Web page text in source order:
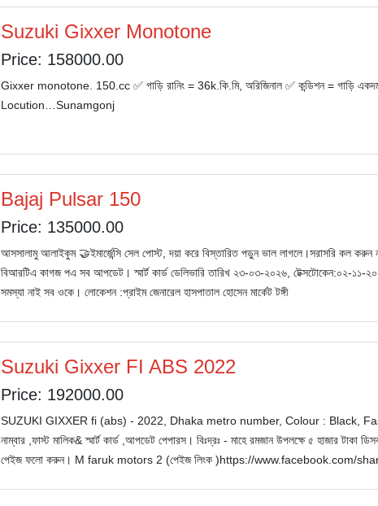
Suzuki Gixxer Monotone
Price: 158000.00
Gixxer monotone. 150.cc ✅ গাড়ি রানিং = 36k.কি.মি, অরিজিনাল ✅ কন্ডিশন = গাড়ি
Locution…Sunamgonj
Bajaj Pulsar 150
Price: 135000.00
আসসালামু আলাইকুম 🤝ইমার্জেন্সি সেল পোস্ট, দয়া করে বিস্তারিত পড়ুন ভাল লাগলে।সরাসরি কল করুন
বিআরটিএ কাগজ পএ সব আপডেট। স্মার্ট কার্ড ডেলিভারি তারিখ ২৩-০৩-২০২৬, টেক্সটোকেন:০২-১১-
সমস্যা নাই সব ওকে। লোকেশন :প্রাইম জেনারেল হাসপাতাল হোসেন মার্কেট টঙ্গী
Suzuki Gixxer FI ABS 2022
Price: 192000.00
SUZUKI GIXXER fi (abs) - 2022, Dhaka metro number, Colour : Black, Fast
নাম্বার ,ফাস্ট মালিক& স্মার্ট কার্ড ,আপডেট পেপারস। বিঃদ্রঃ - মাহে রমজান উপলক্ষে ৫ হাজার টাকা
পেইজ ফলো করুন। M faruk motors 2 (পেইজ লিংক )https://www.facebook.com/